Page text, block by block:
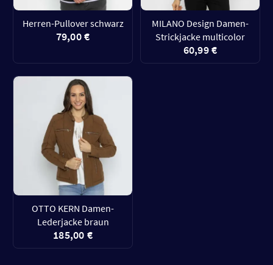
Herren-Pullover schwarz
79,00 €
MILANO Design Damen-
Strickjacke multicolor
60,99 €
OTTO KERN Damen-
Lederjacke braun
185,00 €